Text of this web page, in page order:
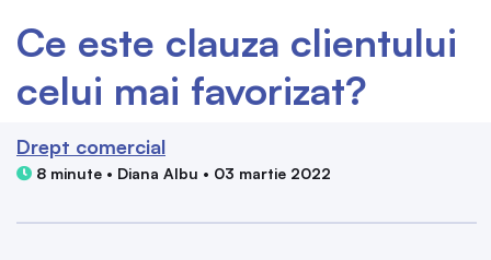
Ce este clauza clientului
celui mai favorizat?
Drept comercial
8 minute • Diana Albu • 03 martie 2022